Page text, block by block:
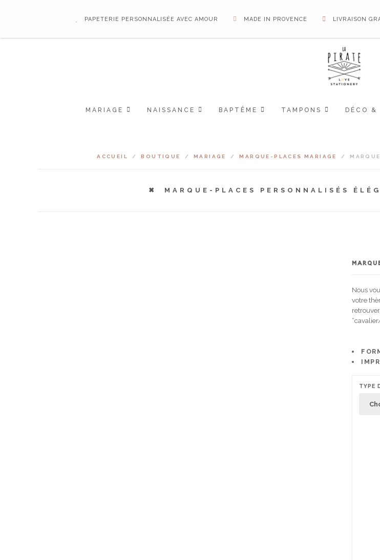
PAPETERIE PERSONNALISÉE AVEC AMOUR MADE IN PROVENCE LIVRAISON
MARIAGE NAISSANCE BAPTÊME TAMPONS DÉCO &
ACCUEIL / BOUTIQUE / MARIAGE / MARQUE-PLACES MARIAGE /
MARQUE-PLACES PERSONNALISÉS
Nous
votre
TYPE